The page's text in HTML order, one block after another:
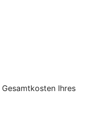
Ihres